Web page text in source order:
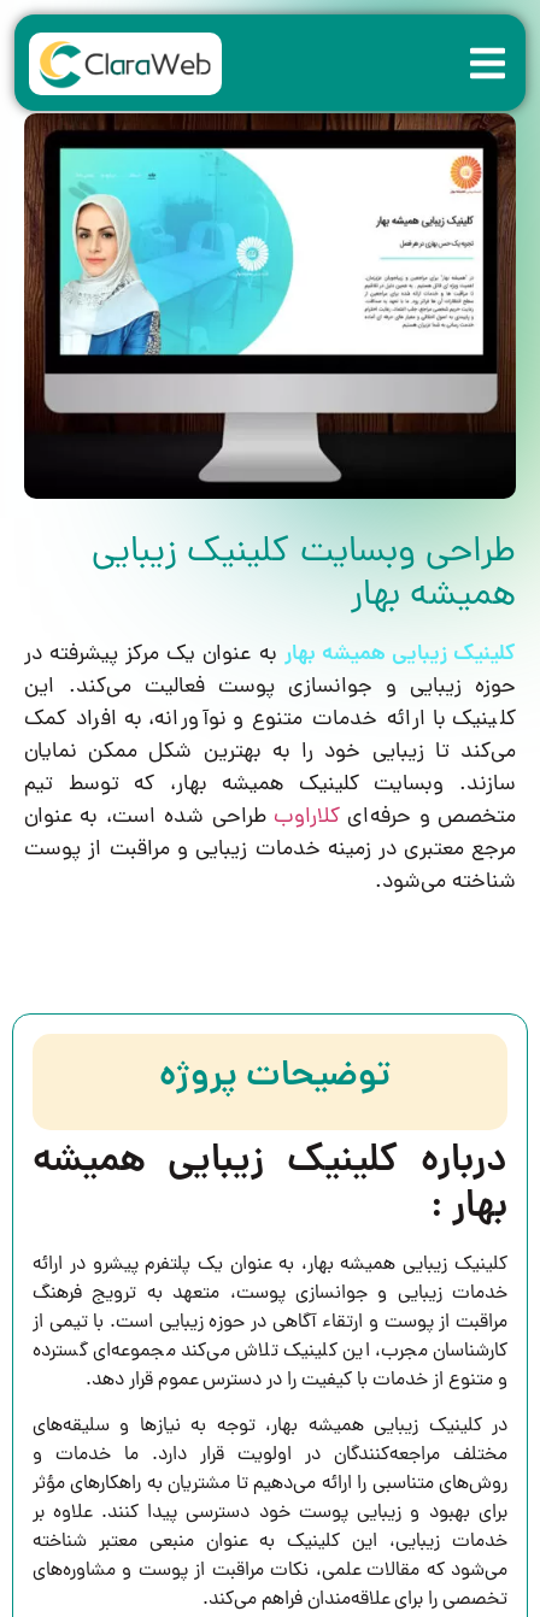
طراحی وبسایت کلینیک زیبایی
همیشه بهار
کلینیک زیبایی همیشه بهار به عنوان یک مرکز پیشرفته در
حوزه زیبایی و جوانسازی پوست فعالیت می‌کند. این
کلینیک با ارائه خدمات متنوع و نوآورانه، به افراد کمک
می‌کند تا زیبایی خود را به بهترین شکل ممکن نمایان
سازند. وبسایت کلینیک همیشه بهار، که توسط تیم
متخصص و حرفه‌ایکلاراوب طراحی شده است، به عنوان
مرجع معتبری در زمینه خدمات زیبایی و مراقبت از پوست
شناخته می‌شود.
توضیحات پروژه
درباره کلینیک زیبایی همیشه
بهار :
کلینیک زیبایی همیشه بهار، به عنوان یک پلتفرم پیشرو در ارائه
خدمات زیبایی و جوانسازی پوست، متعهد به ترویج فرهنگ
مراقبت از پوست و ارتقاء آگاهی در حوزه زیبایی است. با تیمی از
کارشناسان مجرب، این کلینیک تلاش می‌کند مجموعه‌ای گسترده
و متنوع از خدمات با کیفیت را در دسترس عموم قرار دهد.
در کلینیک زیبایی همیشه بهار، توجه به نیازها و سلیقه‌های
مختلف مراجعه‌کنندگان در اولویت قرار دارد. ما خدمات و
روش‌های متناسبی را ارائه می‌دهیم تا مشتریان به راهکارهای مؤثر
برای بهبود و زیبایی پوست خود دسترسی پیدا کنند. علاوه بر
خدمات زیبایی، این کلینیک به عنوان منبعی معتبر شناخته
می‌شود که مقالات علمی، نکات مراقبت از پوست و مشاوره‌های
تخصصی را برای علاقه‌مندان فراهم می‌کند.